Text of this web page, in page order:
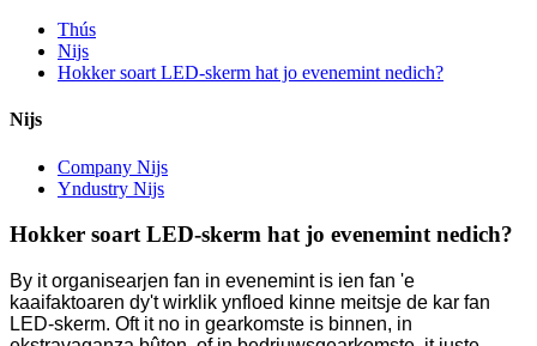
Thús
Nijs
Hokker soart LED-skerm hat jo evenemint nedich?
Nijs
Company Nijs
Yndustry Nijs
Hokker soart LED-skerm hat jo evenemint nedich?
By it organisearjen fan in evenemint is ien fan 'e
kaaifaktoaren dy't wirklik ynfloed kinne meitsje de kar fan
LED-skerm. Oft it no in gearkomste is binnen, in